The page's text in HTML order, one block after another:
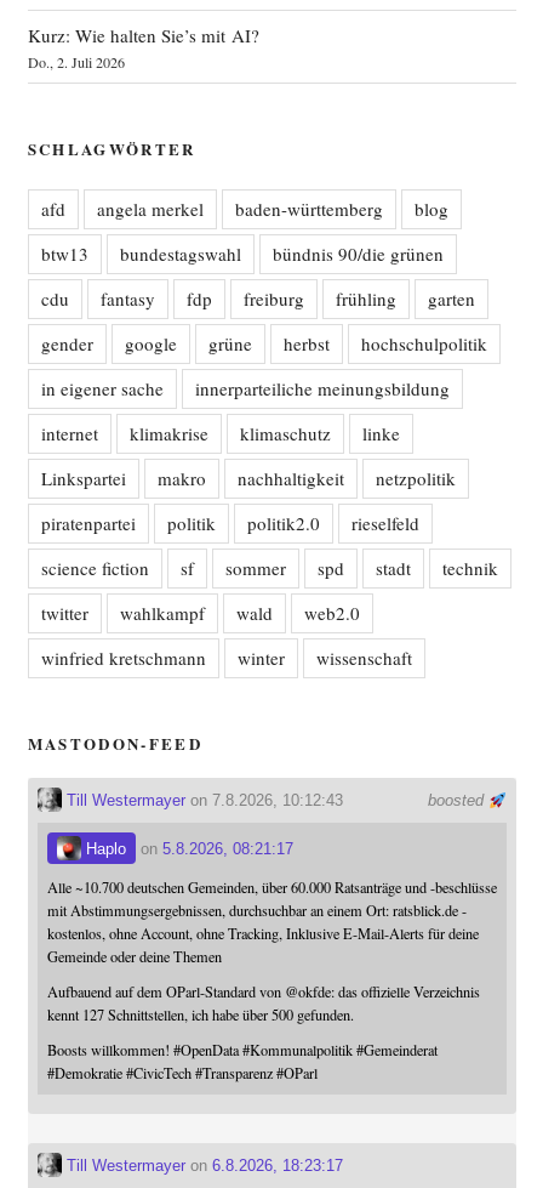
Kurz: Wie halten Sie’s mit AI?
Do., 2. Juli 2026
SCHLAGWÖRTER
afd angela merkel baden-württemberg
blog
btw13
bundestagswahl
bündnis 90/die grünen
cdu
fantasy fdp freiburg frühling
garten
gender
google grüne herbst
hochschulpolitik
in eigener sache
innerparteiliche meinungsbildung
internet
klimakrise klimaschutz
linke
Linkspartei
makro nachhaltigkeit
netzpolitik
piratenpartei
politik politik2.0
rieselfeld
science fiction
sf sommer spd stadt
technik
twitter
wahlkampf wald
web2.0
winfried kretschmann
winter wissenschaft
MASTODON-FEED
boosted
Till Westermayeron 7.8.2026, 10:12:43
Haplo on 5.8.2026, 08:21:17
Alle ~10.700 deutschen Gemeinden, über 60.000 Ratsanträge und -beschlüsse
mit Abstimmungsergebnissen, durchsuchbar an einem Ort: ratsblick.de -
kostenlos, ohne Account, ohne Tracking, Inklusive E-Mail-Alerts für deine
Gemeinde oder deine Themen
Aufbauend auf dem OParl-Standard von @okfde: das offizielle Verzeichnis
kennt 127 Schnittstellen, ich habe über 500 gefunden.
Boosts willkommen! #OpenData #Kommunalpolitik #Gemeinderat
#Demokratie #CivicTech #Transparenz #OParl
Till Westermayeron 6.8.2026, 18:23:17